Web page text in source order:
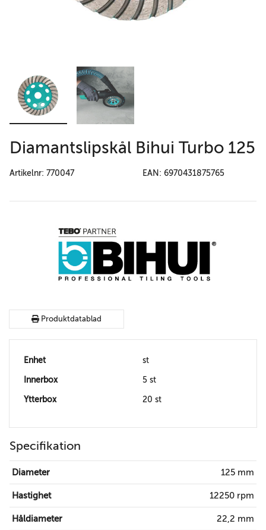
Diamantslipskål Bihui Turbo 125
Artikelnr: 770047 EAN: 6970431875765
Produktdatablad
Enhet st
Innerbox 5 st
Ytterbox 20 st
Specifikation
Diameter 125 mm
Hastighet 12250 rpm
Håldiameter 22,2 mm